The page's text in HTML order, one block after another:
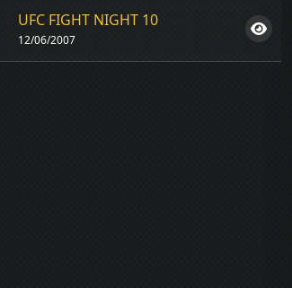
UFC FIGHT NIGHT 10
12/06/2007